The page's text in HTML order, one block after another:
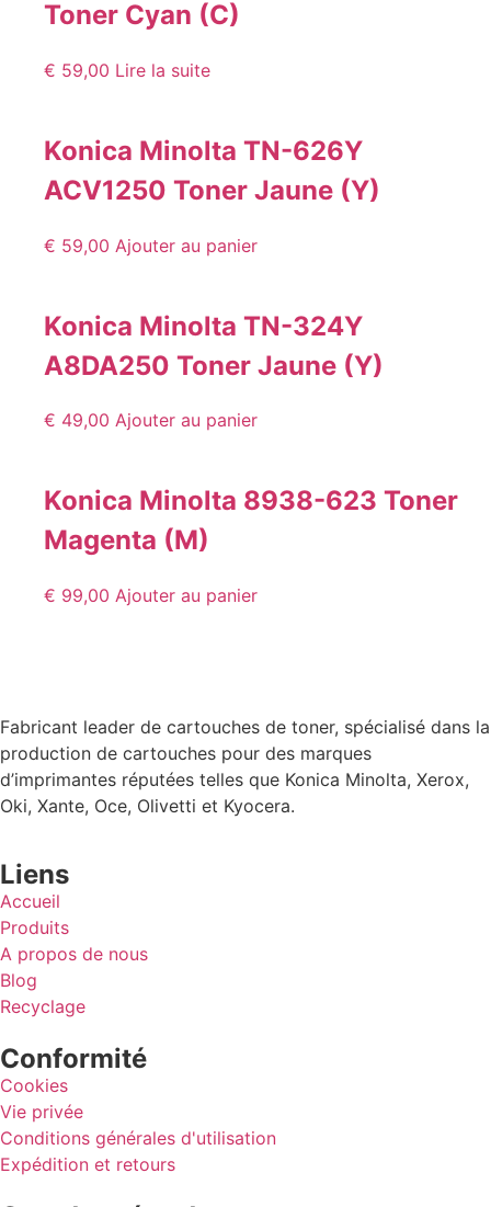
Toner Cyan (C)
€ 59,00 Lire la suite
Konica Minolta TN-626Y
ACV1250 Toner Jaune (Y)
€ 59,00 Ajouter au panier
Konica Minolta TN-324Y
A8DA250 Toner Jaune (Y)
€ 49,00 Ajouter au panier
Konica Minolta 8938-623 Toner
Magenta (M)
€ 99,00 Ajouter au panier
Fabricant leader de cartouches de toner, spécialisé dans la
production de cartouches pour des marques
d’imprimantes réputées telles que Konica Minolta, Xerox,
Oki, Xante, Oce, Olivetti et Kyocera.
Liens
Accueil
Produits
A propos de nous
Blog
Recyclage
Conformité
Cookies
Vie privée
Conditions générales d'utilisation
Expédition et retours